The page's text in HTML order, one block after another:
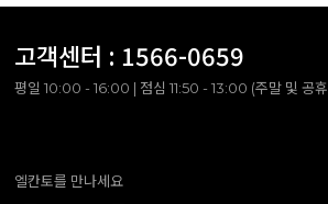
고객센터 : 1566-0659
평일 10:00 - 16:00 | 점심 11:50 - 13:00 (주말 및 공
엘칸토를 만나세요